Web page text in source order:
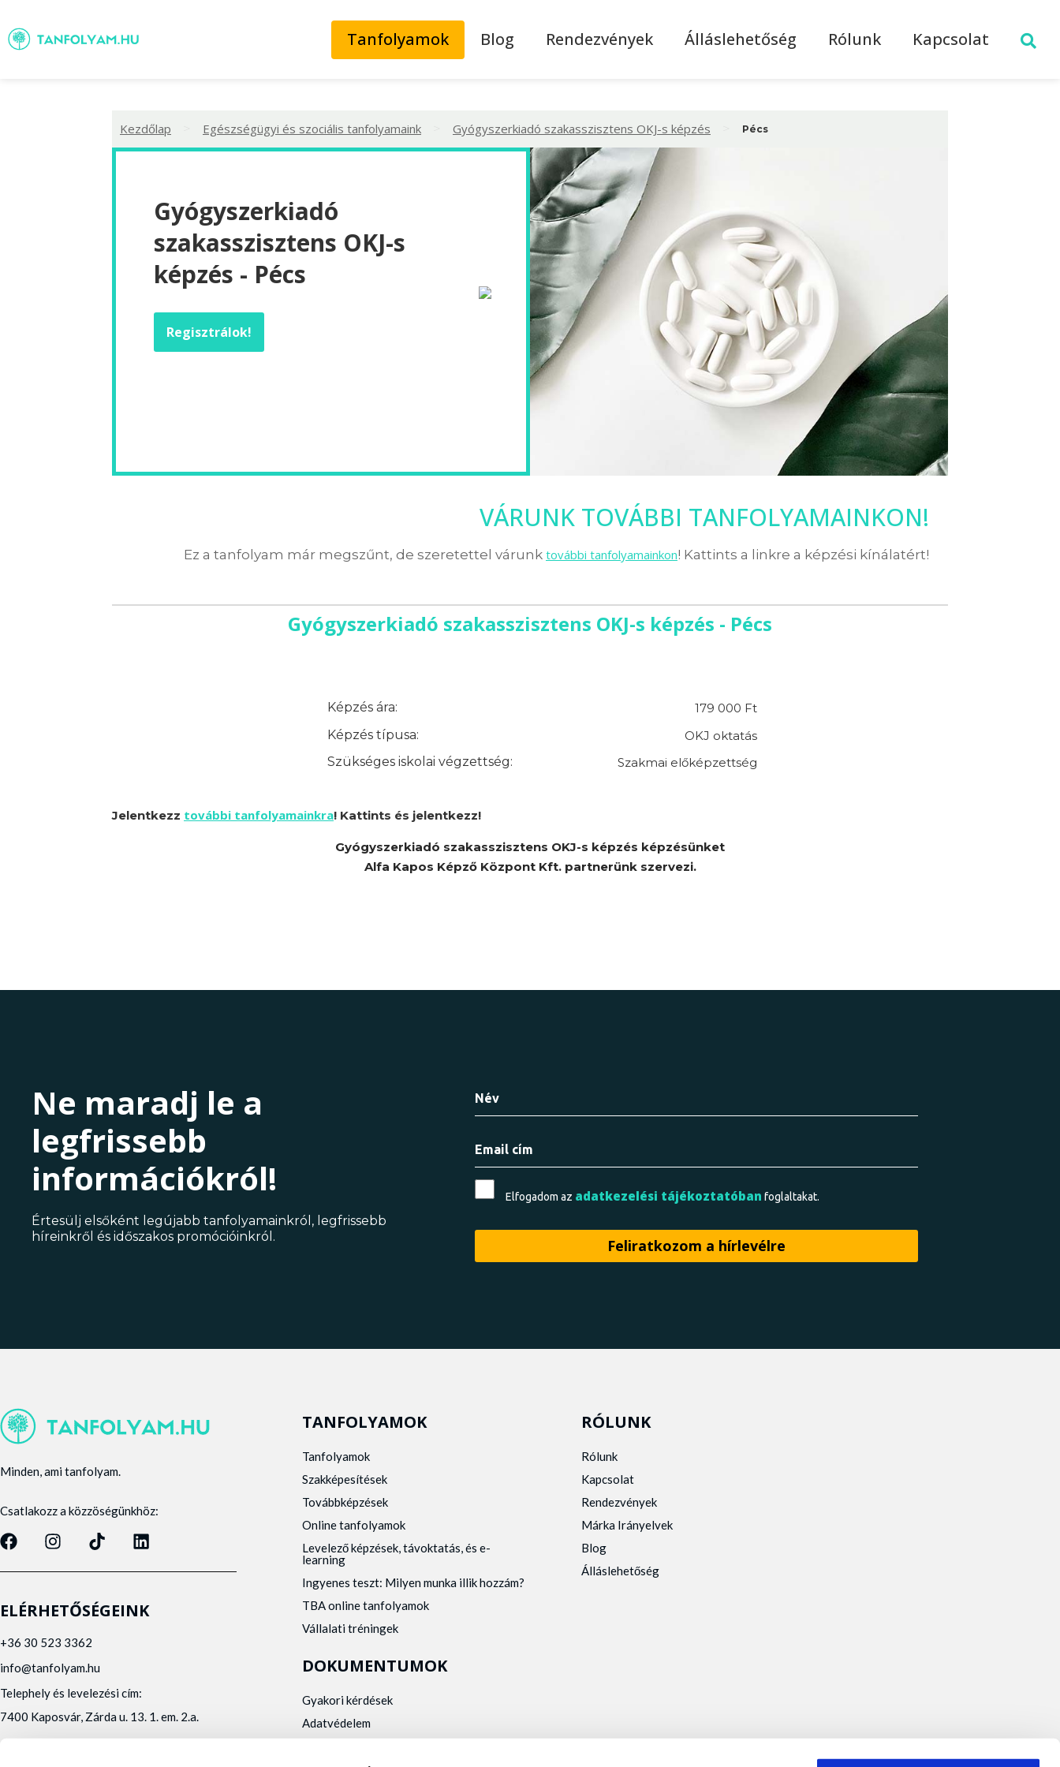
Tanfolyamok Blog Rendezvények Álláslehetőség Rólunk Kapcsolat
Kezdőlap Egészségügyi és szociális tanfolyamaink Gyógyszerkiadó szakasszisztens OKJ-s képzés Pécs
Gyógyszerkiadó
szakasszisztens OKJ-s
képzés - Pécs
Regisztrálok!
VÁRUNK TOVÁBBI TANFOLYAMAINKON!
Ez a tanfolyam már megszűnt, de szeretettel várunk további tanfolyamainkon! Kattints a linkre a képzési kínálatért!
Gyógyszerkiadó szakasszisztens OKJ-s képzés - Pécs
Képzés ára:
179 000 Ft
Képzés típusa:
OKJ oktatás
Szükséges iskolai végzettség:
Szakmai előképzettség
Jelentkezz további tanfolyamainkra! Kattints és jelentkezz!
Gyógyszerkiadó szakasszisztens OKJ-s képzés képzésünket
Alfa Kapos Képző Központ Kft. partnerünk szervezi.
Ne maradj le a
legfrissebb
információkról!
Értesülj elsőként legújabb tanfolyamainkról, legfrissebb
híreinkről és időszakos promócióinkról.
Elfogadom az adatkezelési tájékoztatóban foglaltakat.
Minden, ami tanfolyam.
Csatlakozz a közzöségünkhöz:
ELÉRHETŐSÉGEINK
+36 30 523 3362
info@tanfolyam.hu
Telephely és levelezési cím:
7400 Kaposvár, Zárda u. 13. 1. em. 2.a.
TANFOLYAMOK
Tanfolyamok
Szakképesítések
Továbbképzések
Online tanfolyamok
Levelező képzések, távoktatás, és e-
learning
Ingyenes teszt: Milyen munka illik hozzám?
TBA online tanfolyamok
Vállalati tréningek
DOKUMENTUMOK
Gyakori kérdések
Adatvédelem
RÓLUNK
Rólunk
Kapcsolat
Rendezvények
Márka Irányelvek
Blog
Álláslehetőség